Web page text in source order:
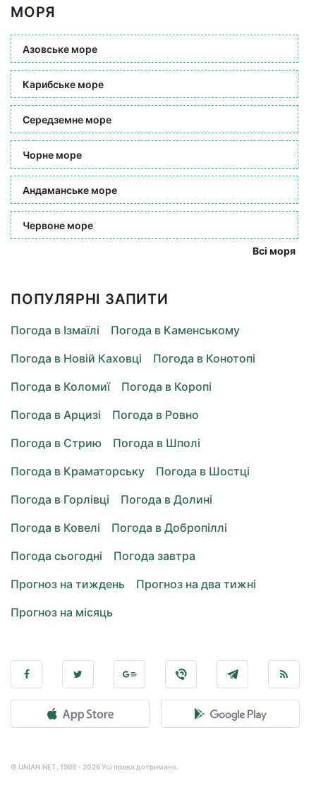
МОРЯ
Азовське море
Карибське море
Середземне море
Чорне море
Андаманське море
Червоне море
Всі моря
ПОПУЛЯРНІ ЗАПИТИ
Погода в Ізмаїлі
Погода в Каменському
Погода в Новій Каховці
Погода в Конотопі
Погода в Коломиї
Погода в Коропі
Погода в Арцизі
Погода в Ровно
Погода в Стрию
Погода в Шполі
Погода в Краматорську
Погода в Шостці
Погода в Горлівці
Погода в Долині
Погода в Ковелі
Погода в Добропіллі
Погода сьогодні
Погода завтра
Прогноз на тиждень
Прогноз на два тижні
Прогноз на місяць
© UNIAN.NET, 1998 - 2026 Усі права дотримано.